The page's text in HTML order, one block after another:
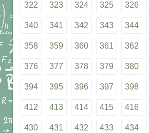
322 323 324 325 326
340 341 342 343 344
358 359 360 361 362
376 377 378 379 380
394 395 396 397 398
412 413 414 415 416
430 431 432 433 434